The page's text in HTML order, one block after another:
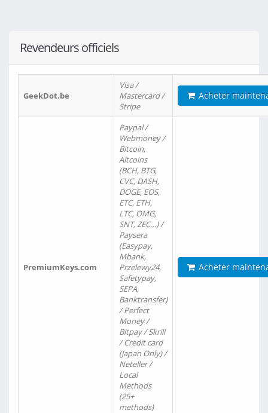
Revendeurs officiels
GeekDot.be
Visa /
Mastercard /
Stripe
Acheter
PremiumKeys.com
Paypal /
Webmoney /
Bitcoin,
Altcoins
(BCH, BTG,
CVC, DASH,
DOGE, EOS,
ETC, ETH,
LTC, OMG,
SNT, ZEC…) /
Paysera
(Easypay,
Mbank,
Przelewy24,
Safetypay,
SEPA,
Banktransfer)
/ Perfect
Money /
Bitpay / Skrill
/ Credit card
(Japan Only) /
Neteller /
Local
Methods
(25+
methods)
Acheter